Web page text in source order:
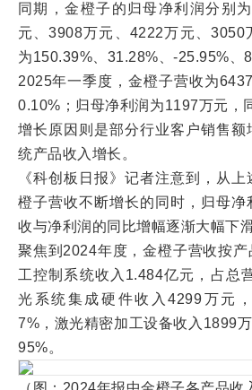
同期，金橙子的归母净利润分别
元、3908万元、4222万元、3050
为150.39%、31.28%、-25.95%、
2025年一季度，金橙子营收为
0.10%；归母净利润为1197万元，
增长原因则是部分行业客户销售额
统产品收入增长。
《科创板日报》记者注意到，从
橙子营收不断增长的同时，归母净
收与净利润的同比增幅逐渐大幅下滑
聚焦到2024年度，金橙子营收按
工控制系统收入1.484亿元，占总
光系统集成硬件收入4299万元
7%，激光精密加工设备收入1899
95%。